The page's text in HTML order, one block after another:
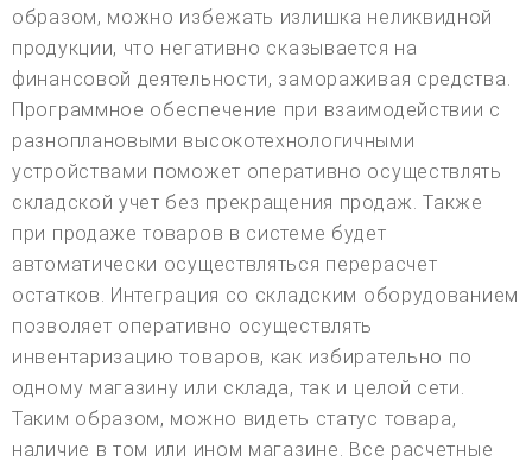
образом, можно избежать излишка неликвидной
продукции, что негативно сказывается на
финансовой деятельности, замораживая средства.
Программное обеспечение при взаимодействии с
разноплановыми высокотехнологичными
устройствами поможет оперативно осуществлять
складской учет без прекращения продаж. Также
при продаже товаров в системе будет
автоматически осуществляться перерасчет
остатков. Интеграция со складским оборудованием
позволяет оперативно осуществлять
инвентаризацию товаров, как избирательно по
одному магазину или склада, так и целой сети.
Таким образом, можно видеть статус товара,
наличие в том или ином магазине. Все расчетные